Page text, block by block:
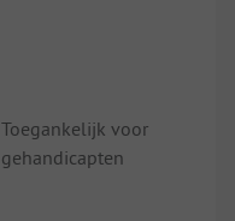
Toegankelijk voor
gehandicapten